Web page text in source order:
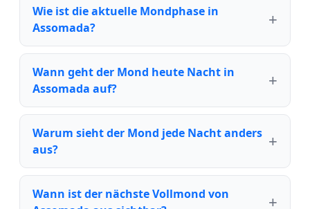
Wie ist die aktuelle Mondphase in
Assomada?
Wann geht der Mond heute Nacht in
Assomada auf?
Warum sieht der Mond jede Nacht anders
aus?
Wann ist der nächste Vollmond von